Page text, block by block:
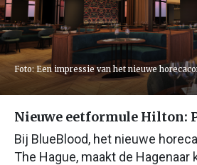
Foto: Een impressie van het nieuwe
Nieuwe eetformule Hilton:
Bij BlueBlood, het nieuwe
The Hague, maakt de Hagenaar